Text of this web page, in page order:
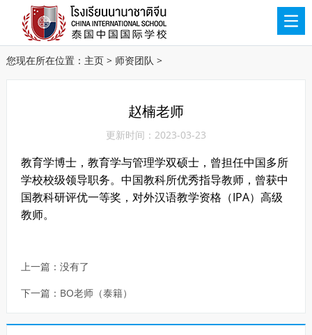
您现在所在位置： 主页> 师资团队 >
赵楠老师
更新时间：2023-03-23
教育学博士，教育学与管理学双硕士，曾担任中国多所
学校校级领导职务。中国教科所优秀指导教师，曾获中
国教科研评优一等奖，对外汉语教学资格（IPA）高级
教师。
上一篇：没有了
下一篇： BO老师（泰籍）